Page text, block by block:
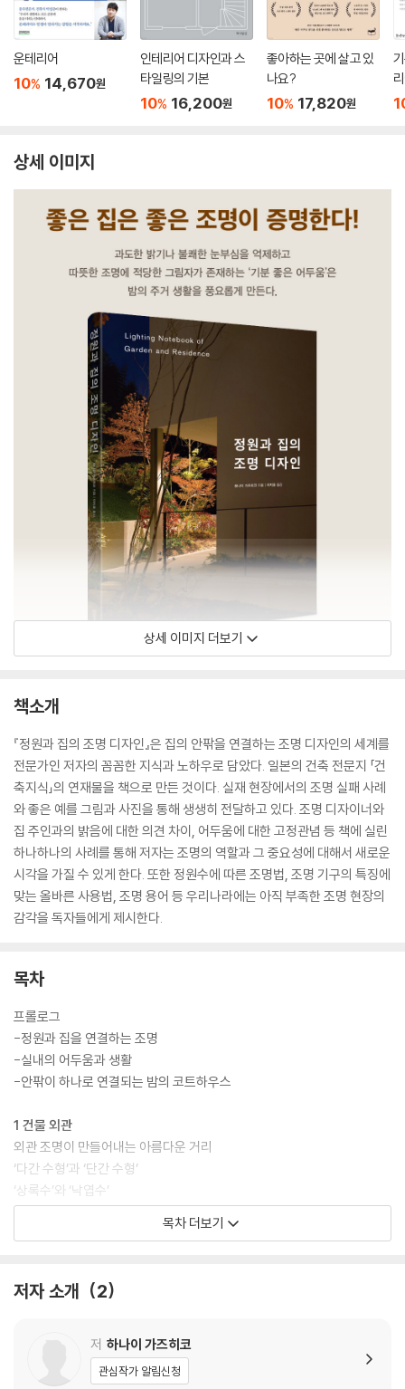
운테리어
10% 14,670원
인테리어 디자인과 스
타일링의 기본
10% 16,200원
좋아하는 곳에 살고 있
나요?
10% 17,820원
상세 이미지
상세 이미지 더보기
책소개
『정원과 집의 조명 디자인』은 집의 안팎을 연결하는 조명 디자인의 세계를
전문가인 저자의 꼼꼼한 지식과 노하우로 담았다. 일본의 건축 전문지 「건
축지식」의 연재물을 책으로 만든 것이다. 실재 현장에서의 조명 실패 사례
와 좋은 예를 그림과 사진을 통해 생생히 전달하고 있다. 조명 디자이너와
집 주인과의 밝음에 대한 의견 차이, 어두움에 대한 고정관념 등 책에 실린
하나하나의 사례를 통해 저자는 조명의 역할과 그 중요성에 대해서 새로운
시각을 가질 수 있게 한다. 또한 정원수에 따른 조명법, 조명 기구의 특징에
맞는 올바른 사용법, 조명 용어 등 우리나라에는 아직 부족한 조명 현장의
감각을 독자들에게 제시한다.
목차
프롤로그
-정원과 집을 연결하는 조명
-실내의 어두움과 생활
-안팎이 하나로 연결되는 밤의 코트하우스
1 건물 외관
외관 조명이 만들어내는 아름다운 거리
‘다간 수형’과 ‘단간 수형’
‘상록수’와 ‘낙엽수’
정원수의 아름다움을 돋보이게 하는 여백
업라이트 조명은 외벽의 바로 옆에
지중등을 사용해 필요한 부분만 비춘다
부등변삼각형이라는 미의식
Column 그림자는 빛의 뒤쪽에 있다
목차 더보기
저자 소개 2
저 하나이 가즈히코
관심작가 알림신청